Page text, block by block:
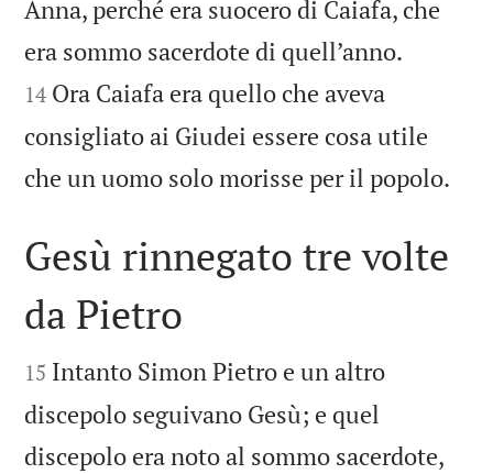
Anna, perché era suocero di Caiafa, che
era sommo sacerdote di quell’anno.
14 Ora Caiafa era quello che aveva
consigliato ai Giudei essere cosa utile
che un uomo solo morisse per il popolo.

Gesù rinnegato tre volte
da Pietro

15 Intanto Simon Pietro e un altro
discepolo seguivano Gesù; e quel
discepolo era noto al sommo sacerdote,